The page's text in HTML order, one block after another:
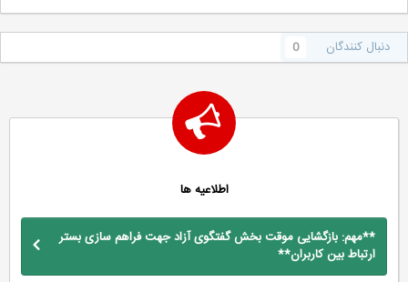
دنبال کنندگان 0
اطلاعیه ها
**مهم: بازگشایی موقت بخش گفتگوی آزاد جهت فراهم سازی بستر
ارتباط بین کاربران**